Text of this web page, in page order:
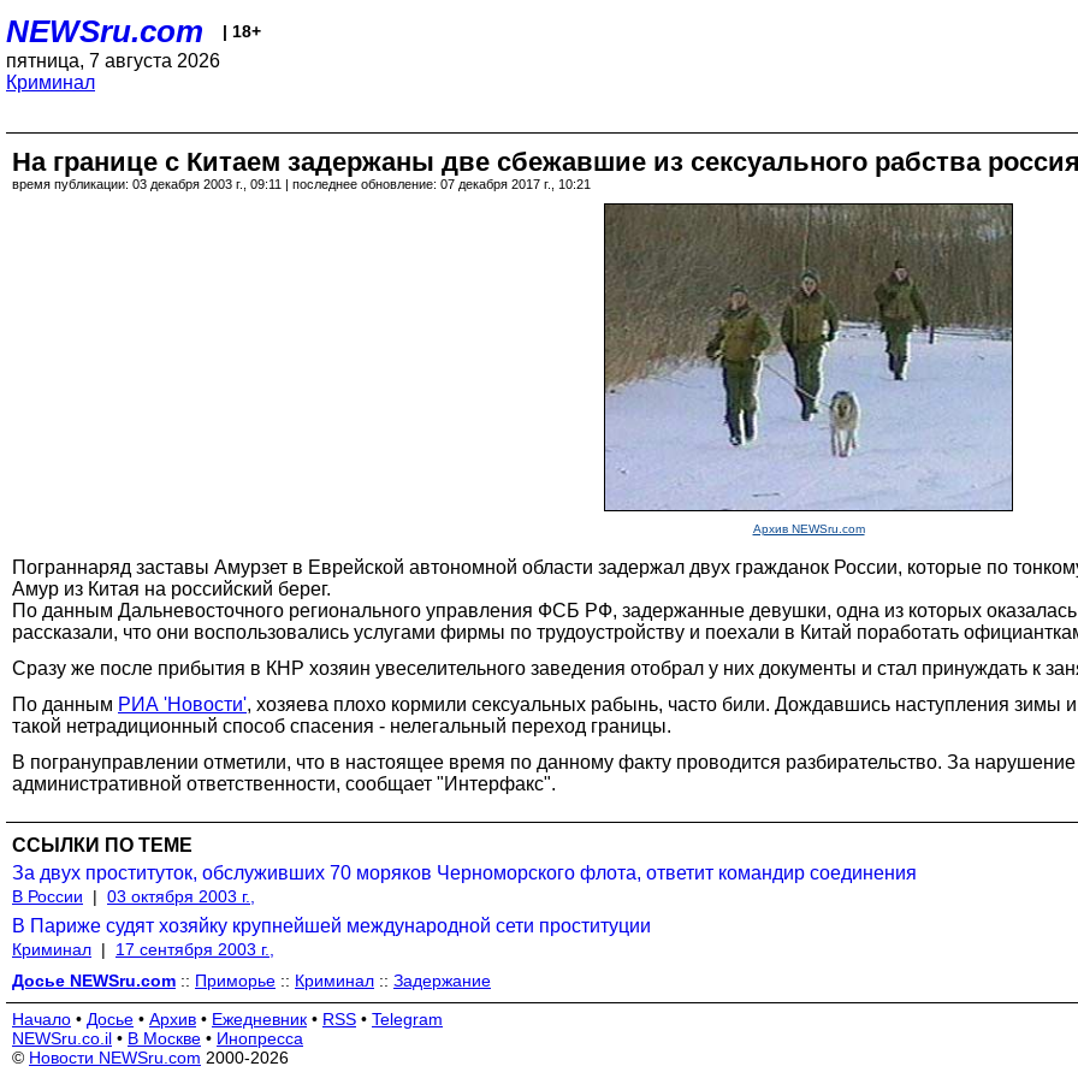
NEWSru.com | 18+
пятница, 7 августа 2026
Криминал
На границе с Китаем задержаны две сбежавшие из сексуального рабства
время публикации: 03 декабря 2003 г., 09:11 | последнее обновление: 07 декабря 2017 г., 10:21
Архив NEWSru.com
Пограннаряд заставы Амурзет в Еврейской автономной области задержал двух гражданок России, которые по
Амур из Китая на российский берег.
По данным Дальневосточного регионального управления ФСБ РФ, задержанные девушки, одна из которых
рассказали, что они воспользовались услугами фирмы по трудоустройству и поехали в Китай поработать
Сразу же после прибытия в КНР хозяин увеселительного заведения отобрал у них документы и стал принуждать к
По данным РИА 'Новости', хозяева плохо кормили сексуальных рабынь, часто били. Дождавшись наступления зимы
такой нетрадиционный способ спасения - нелегальный переход границы.
В погрануправлении отметили, что в настоящее время по данному факту проводится разбирательство. За
административной ответственности, сообщает "Интерфакс".
ССЫЛКИ ПО ТЕМЕ
За двух проституток, обслуживших 70 моряков Черноморского флота, ответит командир соединения
В России | 03 октября 2003 г.,
В Париже судят хозяйку крупнейшей международной сети проституции
Криминал |
17 сентября 2003 г.,
Досье NEWSru.com :: Приморье :: Криминал :: Задержание
Начало • Досье • Архив • Ежедневник • RSS • Telegram
NEWSru.co.il • В Москве • Инопресса
© Новости NEWSru.com 2000-2026